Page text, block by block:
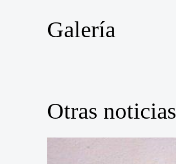
Galería
Otras noticias